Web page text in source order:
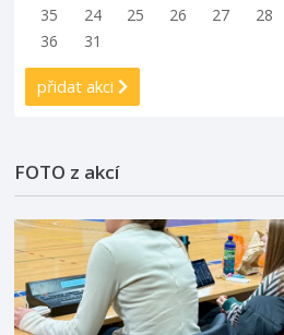
35
24 25 26 27 28
36
31
přidat akci
FOTO z akcí